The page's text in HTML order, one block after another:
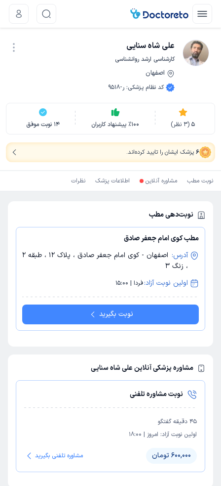
علی شاه سنایی
کارشناسی ارشد روانشناسی
اصفهان
کد نظام پزشکی: ر-9518
5
(
3 نظر) ٪100 پیشنهاد کاربران 14 نوبت موفق
6 پزشک ایشان را تایید کرده‌اند.
نوبت مطب مشاوره آنلاین اطلاعات پزشک نظرات
نوبت‌دهی مطب
مطب کوی امام جعفر صادق
آدرس:
اصفهان - کوی امام جعفر صادق ، پلاک 12 ، طبقه 2
، زنگ 3
اولین نوبت آزاد:فردا | 15:00
نوبت بگیرید
مشاوره پزشکی آنلاین علی شاه سنایی
نوبت مشاوره تلفنی
45 دقیقه گفتگو
اولین نوبت آزاد: امروز |
18:00
600,000 تومان مشاوره تلفنی بگیرید